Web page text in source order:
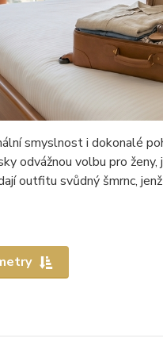
smyslnost i dokonalé
volbu pro ženy,
outfitu svůdný šmrnc,